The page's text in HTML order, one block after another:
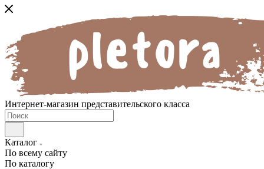
Интернет-магазин представительского класса
Каталог
По всему сайту
По каталогу